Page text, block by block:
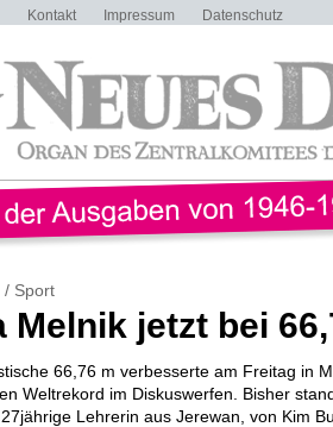
Kontakt Impressum Datenschutz
/ Sport
Melnik jetzt bei
66,76 m verbesserte am Freitag in
Weltrekord im Diskuswerfen. Bisher
Lehrerin aus Jerewan, von Kim